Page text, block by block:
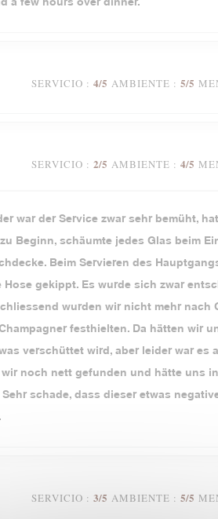
SERVICIO : 4/5 AMBIENTE : 5/5
SERVICIO : 2/5 AMBIENTE : 4/5
war der Service zwar sehr bemüht,
Beginn, schäumte jedes Glas beim
Beim Servieren des
gekippt. Es wurde sich zwar
wurden wir nicht mehr nach
festhielten. Da hätten wir
verschüttet wird, aber leider war es
noch nett gefunden und hätte uns
schade, dass dieser etwas
SERVICIO : 3/5 AMBIENTE : 5/5